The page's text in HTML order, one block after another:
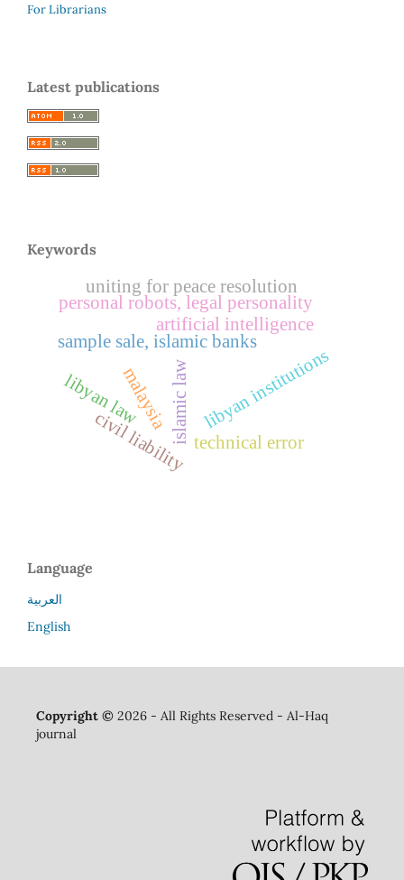
For Librarians
Latest publications
Keywords
sample sale, islamic banks
malaysia libyan institutions
islamic law
artificial intelligence
personal robots, legal personality
civil liability
libyan law
uniting for peace resolution
technical error
Language
العربية
English
Copyright ©2026 - All Rights Reserved - Al-Haq
journal